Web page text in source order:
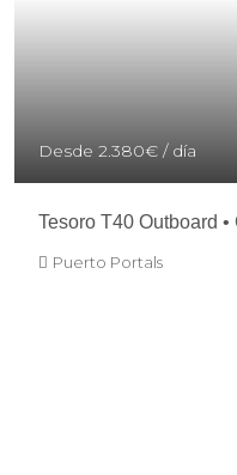
Desde 2.380€ / día
Tesoro T40 Outboard •
Puerto Portals